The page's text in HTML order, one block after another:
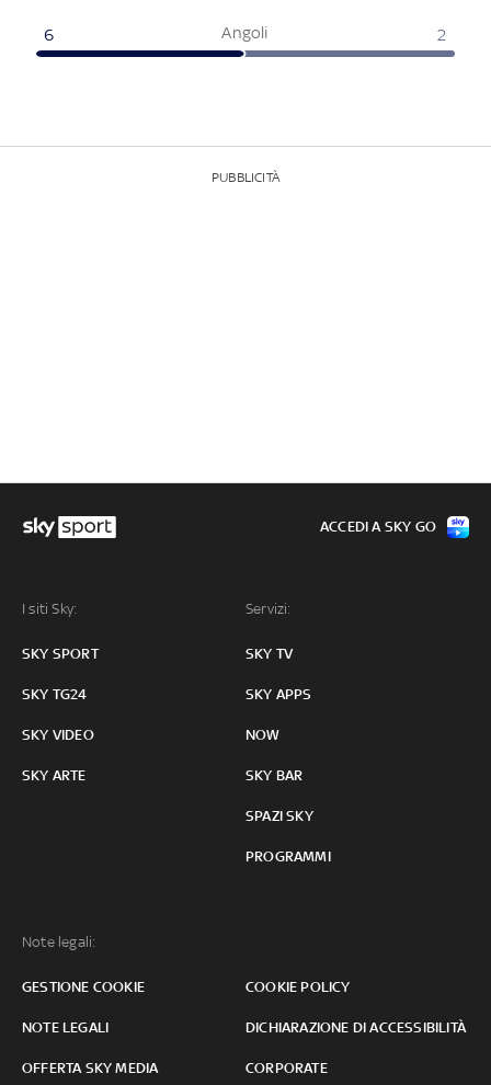
Angoli
6 2
PUBBLICITÀ
I siti Sky:
SKY SPORT
SKY TG24
SKY VIDEO
SKY ARTE
Servizi:
SKY TV
SKY APPS
NOW
SKY BAR
SPAZI SKY
PROGRAMMI
Note legali:
GESTIONE COOKIE COOKIE POLICY
NOTE LEGALI DICHIARAZIONE DI ACCESSIBILITÀ
OFFERTA SKY MEDIA CORPORATE
ACCEDI A SKY GO